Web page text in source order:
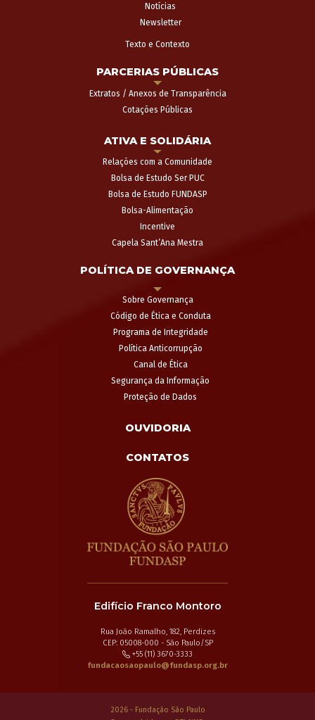
Notícias
Newsletter
Texto e Contexto
PARCERIAS PÚBLICAS
Extratos / Anexos de Transparência
Cotações Públicas
ATIVA E SOLIDÁRIA
Relações com a Comunidade
Bolsa de Estudo Ser PUC
Bolsa de Estudo FUNDASP
Bolsa-Alimentação
Incentive
Capela Sant’Ana Mestra
POLÍTICA DE GOVERNANÇA
Sobre Governança
Código de Ética e Conduta
Programa de Integridade
Política Anticorrupção
Canal de Ética
Segurança da Informação
Proteção de Dados
OUVIDORIA
CONTATOS
Edifício Franco Montoro
Rua João Ramalho, 182, Perdizes
CEP: 05008-000 - São Paulo/SP
+55 (11) 3670-3333
fundacaosaopaulo@fundasp.org.br
2026 - Fundação São Paulo